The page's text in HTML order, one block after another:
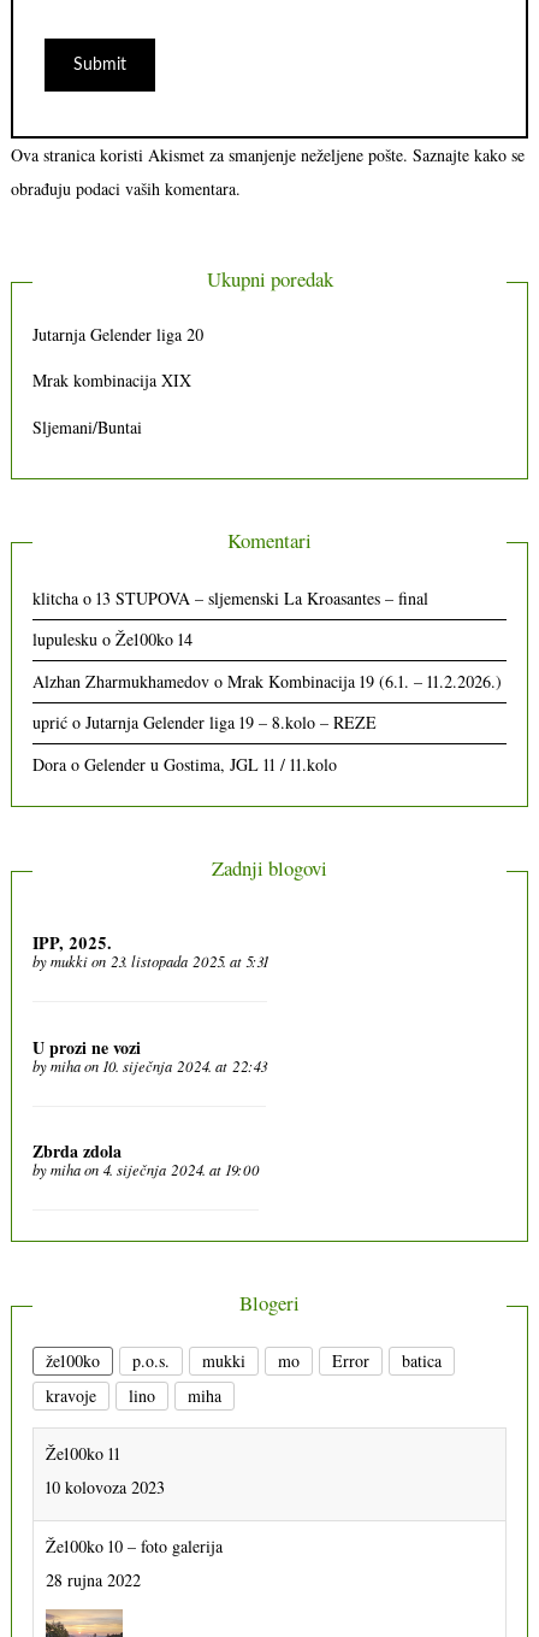
Ova stranica koristi Akismet za smanjenje neželjene pošte. Saznajte kako se
obrađuju podaci vaših komentara.
Ukupni poredak
Jutarnja Gelender liga 20
Mrak kombinacija XIX
Sljemani/Buntai
Komentari
klitcha o13 STUPOVA – sljemenski La Kroasantes – final
lupulesku oŽe100ko 14
Alzhan Zharmukhamedov oMrak Kombinacija 19 (6.1. – 11.2.2026.)
uprić oJutarnja Gelender liga 19 – 8.kolo – REZE
Dora oGelender u Gostima, JGL 11 / 11.kolo
Zadnji blogovi
IPP, 2025.
bymukkion 23. listopada 2025. at 5:31
U prozi ne vozi
bymihaon 10. siječnja 2024. at 22:43
Zbrda zdola
bymihaon 4. siječnja 2024. at 19:00
Blogeri
že100ko p.o.s. mukki mo Error
batica
kravoje
lino miha
Že100ko 11
10 kolovoza 2023
Že100ko 10 – foto galerija
28 rujna 2022